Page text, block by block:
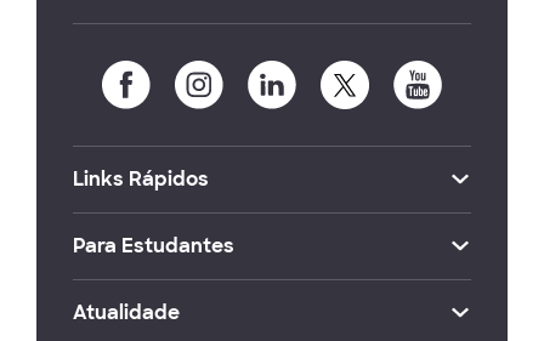
Links Rápidos
Para Estudantes
Atualidade